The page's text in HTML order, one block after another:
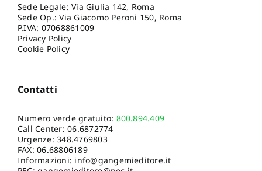
Sede Legale: Via Giulia 142, Roma
Sede Op.: Via Giacomo Peroni 150, Roma
P.IVA: 07068861009
Privacy Policy
Cookie Policy
Contatti
Numero verde gratuito: 800.894.409
Call Center:06.6872774
Urgenze:348.4769803
FAX: 06.68806189
Informazioni: info@gangemieditore.it